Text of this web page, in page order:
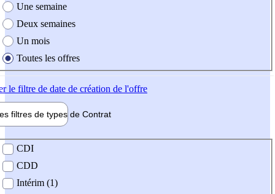
Une semaine
Deux semaines
Un mois
Toutes les offres
le filtre de date de création de l'offre
filtres de types de Contrat
contrat
CDI
CDD
Intérim (1)